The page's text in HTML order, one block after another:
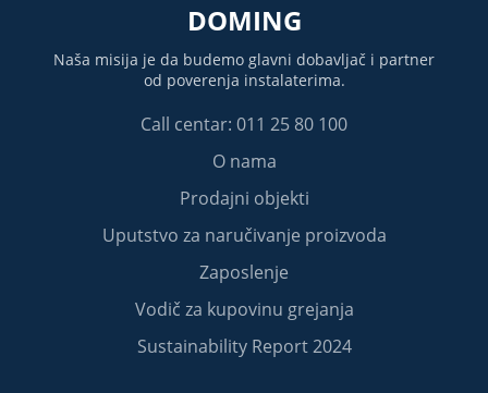
DOMING
Naša misija je da budemo glavni dobavljač i partner
od poverenja instalaterima.
Call centar: 011 25 80 100
O nama
Prodajni objekti
Uputstvo za naručivanje proizvoda
Zaposlenje
Vodič za kupovinu grejanja
Sustainability Report 2024